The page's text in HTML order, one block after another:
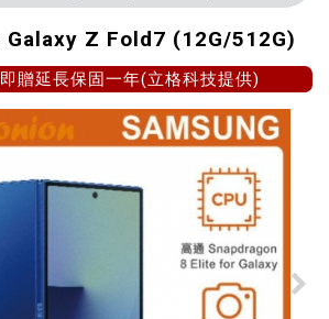
Galaxy Z Fold7 (12G/512G)
贈延長保固一年(立格科技提供)